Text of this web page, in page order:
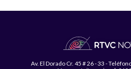
Av. El Dorado Cr. 45 # 26 - 33 -